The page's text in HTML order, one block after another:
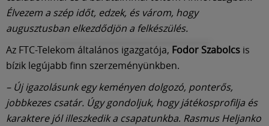
Élvezem a szép időt, edzek, és várom, hogy
augusztusban elkezdődjön a felkészülés.
Az FTC-Telekom általános igazgatója, Fodor Szabolcs is
bízik legújabb finn szerzeményünkben.
– Új igazolásunk egy keményen dolgozó, ponterős,
jobbkezes csatár. Úgy gondoljuk, hogy játékosprofilja és
karaktere jól illeszkedik a csapatunkba. Rasmus Heljanko